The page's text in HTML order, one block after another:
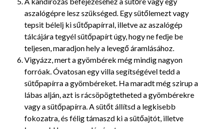
aszalógépre lesz szükséged. Egy sütőlemezt vagy
tepsit bélelj ki sűtőpapírral, illetve az aszalógép
tálcájára tegyél sütőpapírt úgy, hogy ne fedje be
teljesen, maradjon hely a levegő áramlásához.
Vigyázz, mert a gyömbérek még mindig nagyon
forróak. Óvatosan egy villa segítségével tedd a
sütőpapírra a gyömbéreket. Ha maradt még szirup a
lábas alján, azt is rácsöpögtetheted a gyömbérekre
vagy a sütőpapírra. A sütőt állítsd a legkisebb
fokozatra, és félig támaszd ki a sütőajtót, illetve